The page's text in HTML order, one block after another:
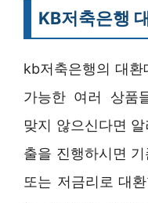
KB저축은행
kb저축은행의 대
가능한 여러 상품
맞지 않으신다면
출을 진행하시면
또는 저금리로 대